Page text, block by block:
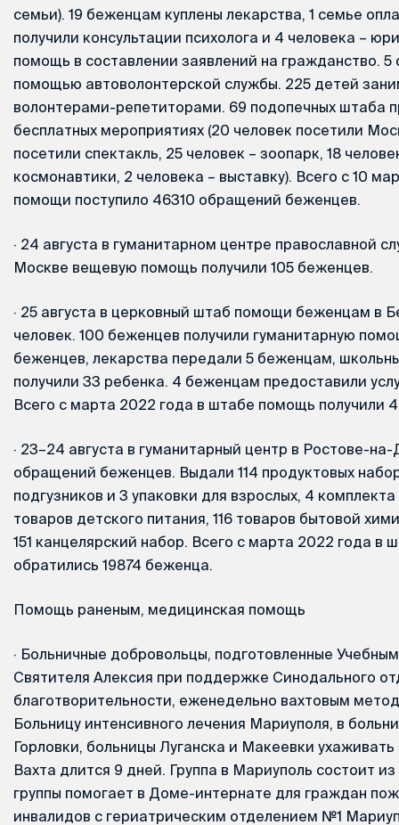
семьи). 19 беженцам куплены лекарства, 1 семье
получили консультации психолога и 4 человека –
помощь в составлении заявлений на гражданство. 5
помощью автоволонтерской службы. 225 детей
волонтерами-репетиторами. 69 подопечных штаба
бесплатных мероприятиях (20 человек посетили
посетили спектакль, 25 человек – зоопарк, 18
космонавтики, 2 человека – выставку). Всего с 10
помощи поступило 46310 обращений беженцев.
· 24 августа в гуманитарном центре православной
Москве вещевую помощь получили 105 беженцев.
· 25 августа в церковный штаб помощи беженцам в
человек. 100 беженцев получили гуманитарную
беженцев, лекарства передали 5 беженцам,
получили 33 ребенка. 4 беженцам предоставили
Всего с марта 2022 года в штабе помощь получили
· 23–24 августа в гуманитарный центр в Ростове-на-
обращений беженцев. Выдали 114 продуктовых
подгузников и 3 упаковки для взрослых, 4 комплекта
товаров детского питания, 116 товаров бытовой
151 канцелярский набор. Всего с марта 2022 года в
обратились 19874 беженца.
Помощь раненым, медицинская помощь
· Больничные добровольцы, подготовленные
Святителя Алексия при поддержке Синодального
благотворительности, еженедельно вахтовым
Больницу интенсивного лечения Мариуполя, в
Горловки, больницы Луганска и Макеевки
Вахта длится 9 дней. Группа в Мариуполь состоит
группы помогает в Доме-интернате для граждан
инвалидов с гериатрическим отделением №1